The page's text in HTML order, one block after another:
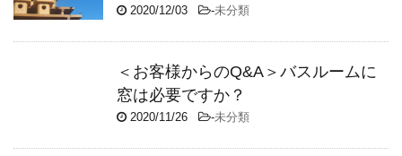
2020/12/03 -未分類
＜お客様からのQ&A＞バスルームに
窓は必要ですか？
2020/11/26 -未分類